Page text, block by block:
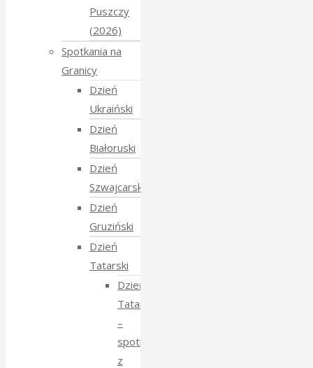
Puszczy
(2026)
Spotkania na
Granicy
Dzień
Ukraiński
Dzień
Białoruski
Dzień
Szwajcarski
Dzień
Gruziński
Dzień
Tatarski
Dzień
Tatarski
–
spotkanie
z